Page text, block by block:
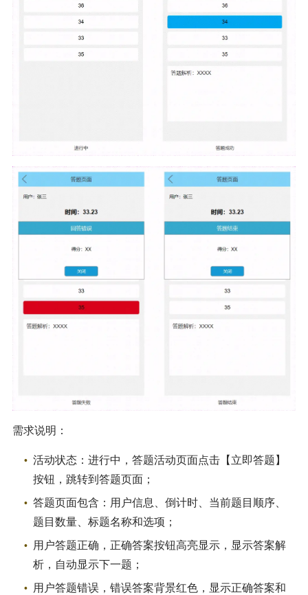
需求说明：
活动状态：进行中，答题活动页面点击【立即答题】
按钮，跳转到答题页面；
答题页面包含：用户信息、倒计时、当前题目顺序、
题目数量、标题名称和选项；
用户答题正确，正确答案按钮高亮显示，显示答案解
析，自动显示下一题；
用户答题错误，错误答案背景红色，显示正确答案和